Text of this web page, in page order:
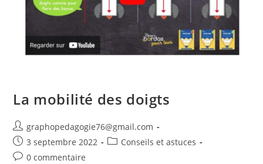
La mobilité des doigts
graphopedagogie76@gmail.com
3 septembre 2022
Conseils et astuces
0 commentaire